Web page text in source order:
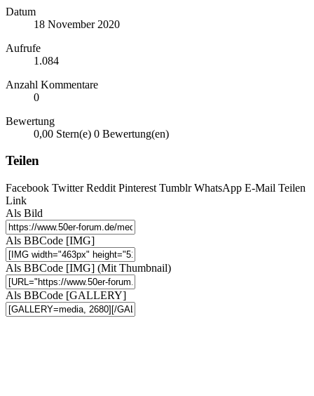
Datum
18 November 2020
Aufrufe
1.084
Anzahl Kommentare
0
Bewertung
0,00 Stern(e) 0 Bewertung(en)
Teilen
Facebook Twitter Reddit Pinterest Tumblr WhatsApp E-Mail Teilen
Link
Als Bild
Als BBCode [IMG]
Als BBCode [IMG] (Mit Thumbnail)
Als BBCode [GALLERY]